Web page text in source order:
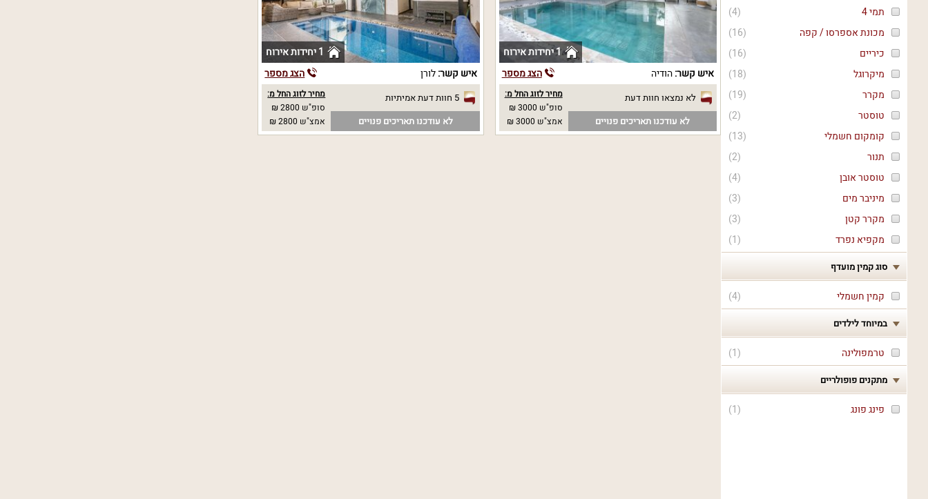
(
4
)
תמי 4
(
16
)
מכונת אספרסו / קפה
(
16
)
כיריים
(
18
)
מיקרוגל
(
19
)
מקרר
(
2
)
טוסטר
(
13
)
קומקום חשמלי
(
2
)
תנור
(
4
)
טוסטר אובן
(
3
)
מיניבר מים
(
3
)
מקרר קטן
(
1
) מקפיא נפרד
סוג קמין מועדף
(
4
) קמין חשמלי
במיוחד לילדים
(
1
) טרמפולינה
מתקנים פופולריים
(
1
) פינג פונג
1 יחידות אירוח
איש קשר:הודיה הצג מספר
לא נמצאו חוות דעת
לא עודכנו תאריכים פנויים
מחיר לזוג החל מ:
סופ"ש 3000 ₪
אמצ"ש 3000 ₪
1 יחידות אירוח
איש קשר:לורן הצג מספר
5 חוות דעת אמיתיות
לא עודכנו תאריכים פנויים
מחיר לזוג החל מ:
סופ"ש 2800 ₪
אמצ"ש 2800 ₪